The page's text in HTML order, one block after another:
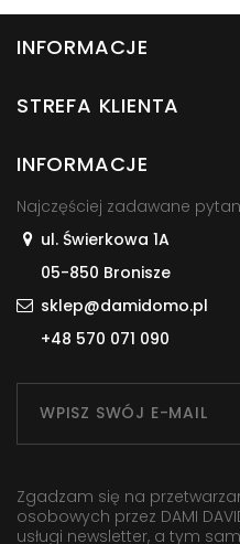
INFORMACJE
STREFA KLIENTA
INFORMACJE
Najczęściej zadawane
ul. Świerkowa 1A
05-850 Bronisze
sklep@damidomo.pl
+48 570 071 090
Zgadzam się na
osobowych przez DAMI
usługi newsletter, a tym